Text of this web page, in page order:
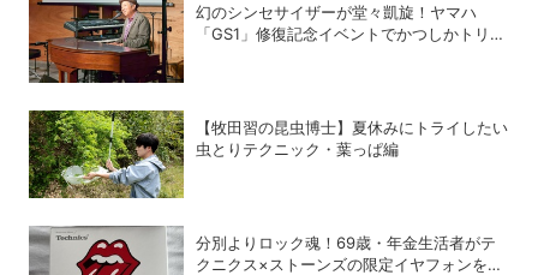
幻のシンセサイザーが堂々凱旋！ヤマハ
「GS1」修復記念イベントでかつしかトリオ
【牧田習の昆虫博士】夏休みにトライしたい
虫とりテクニック・葉っぱ編
分別よりロック魂！69歳・年金生活者がテ
クニクス×ストーンズの限定イヤフォンを衝